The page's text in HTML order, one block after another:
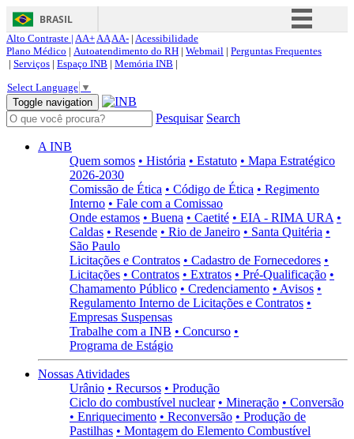
BRASIL
Simplifique!
Acesso à informação
Canais
Alto Contraste | AA+AAAA- | Acessibilidade
Plano Médico | Autoatendimento do RH | Webmail | Perguntas Frequentes
| Serviços | Espaço INB | Memória INB |
Select Language ▼
Toggle navigation
Pesquisar Search
A INB
Quem somos • História • Estatuto • Mapa Estratégico
2026-2030
Comissão de Ética • Código de Ética • Regimento
Interno • Fale com a Comissao
Onde estamos • Buena • Caetité • EIA - RIMA URA •
Caldas • Resende • Rio de Janeiro • Santa Quitéria •
São Paulo
Licitações e Contratos • Cadastro de Fornecedores •
Licitações • Contratos • Extratos • Pré-Qualificação •
Chamamento Público • Credenciamento • Avisos •
Regulamento Interno de Licitações e Contratos •
Empresas Suspensas
Trabalhe com a INB • Concurso •
Programa de Estágio
Nossas Atividades
Urânio • Recursos • Produção
Ciclo do combustível nuclear • Mineração • Conversão
• Enriquecimento • Reconversão • Produção de
Pastilhas • Montagem do Elemento Combustível